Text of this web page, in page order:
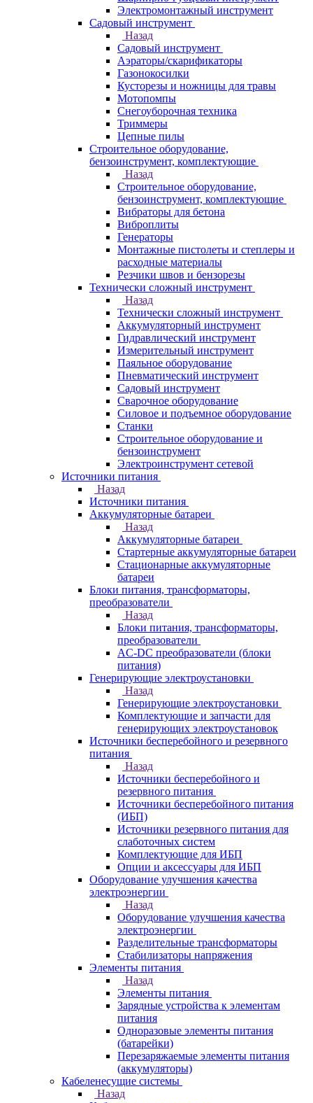
Электромонтажный инструмент
Садовый инструмент
Назад
Садовый инструмент
Аэраторы/скарификаторы
Газонокосилки
Кусторезы и ножницы для травы
Мотопомпы
Снегоуборочная техника
Триммеры
Цепные пилы
Строительное оборудование,
бензоинструмент, комплектующие
Назад
Строительное оборудование,
бензоинструмент, комплектующие
Вибраторы для бетона
Виброплиты
Генераторы
Монтажные пистолеты и степлеры и
расходные материалы
Резчики швов и бензорезы
Технически сложный инструмент
Назад
Технически сложный инструмент
Аккумуляторный инструмент
Гидравлический инструмент
Измерительный инструмент
Паяльное оборудование
Пневматический инструмент
Садовый инструмент
Сварочное оборудование
Силовое и подъемное оборудование
Станки
Строительное оборудование и
бензоинструмент
Электроинструмент сетевой
Источники питания
Назад
Источники питания
Аккумуляторные батареи
Назад
Аккумуляторные батареи
Стартерные аккумуляторные батареи
Стационарные аккумуляторные
батареи
Блоки питания, трансформаторы,
преобразователи
Назад
Блоки питания, трансформаторы,
преобразователи
AC-DC преобразователи (блоки
питания)
Генерирующие электроустановки
Назад
Генерирующие электроустановки
Комплектующие и запчасти для
генерирующих электроустановок
Источники бесперебойного и резервного
питания
Назад
Источники бесперебойного и
резервного питания
Источники бесперебойного питания
(ИБП)
Источники резервного питания для
слаботочных систем
Комплектующие для ИБП
Опции и аксессуары для ИБП
Оборудование улучшения качества
электроэнергии
Назад
Оборудование улучшения качества
электроэнергии
Разделительные трансформаторы
Стабилизаторы напряжения
Элементы питания
Назад
Элементы питания
Зарядные устройства к элементам
питания
Одноразовые элементы питания
(батарейки)
Перезаряжаемые элементы питания
(аккумуляторы)
Кабеленесущие системы
Назад